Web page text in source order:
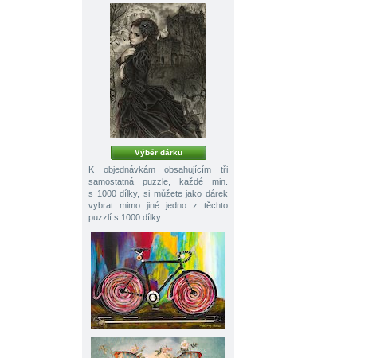
Výběr dárku
K objednávkám obsahujícím tři
samostatná puzzle, každé min.
s 1000 dílky, si můžete jako dárek
vybrat mimo jiné jedno z těchto
puzzlí s 1000 dílky: